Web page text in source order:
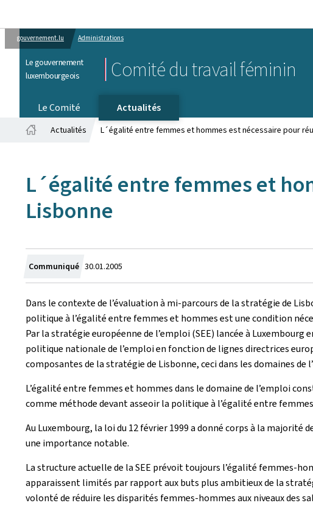
gouvernement.lu Administrations
Le gouvernement
luxembourgeois
Comité du travail féminin
Le Comité
Actualités
Actualités L´égalité entre femmes et hommes est nécessaire pour
L´égalité entre femmes et
Lisbonne
Communiqué Crée
le
30.01.2005
Dans le contexte de l’évaluation à mi-parcours de la stratégie de
politique à l’égalité entre femmes et hommes est une condition
Par la stratégie européenne de l’emploi (SEE) lancée à
politique nationale de l’emploi en fonction de lignes directrices
composantes de la stratégie de Lisbonne, ceci dans les domaines
L’égalité entre femmes et hommes dans le domaine de l’emploi
comme méthode devant asseoir la politique à l’égalité entre
Au Luxembourg, la loi du 12 février 1999 a donné corps à la majorité
une importance notable.
La structure actuelle de la SEE prévoit toujours l’égalité femmes-
apparaissent limités par rapport aux buts plus ambitieux de la
volonté de réduire les disparités femmes-hommes aux niveaux des